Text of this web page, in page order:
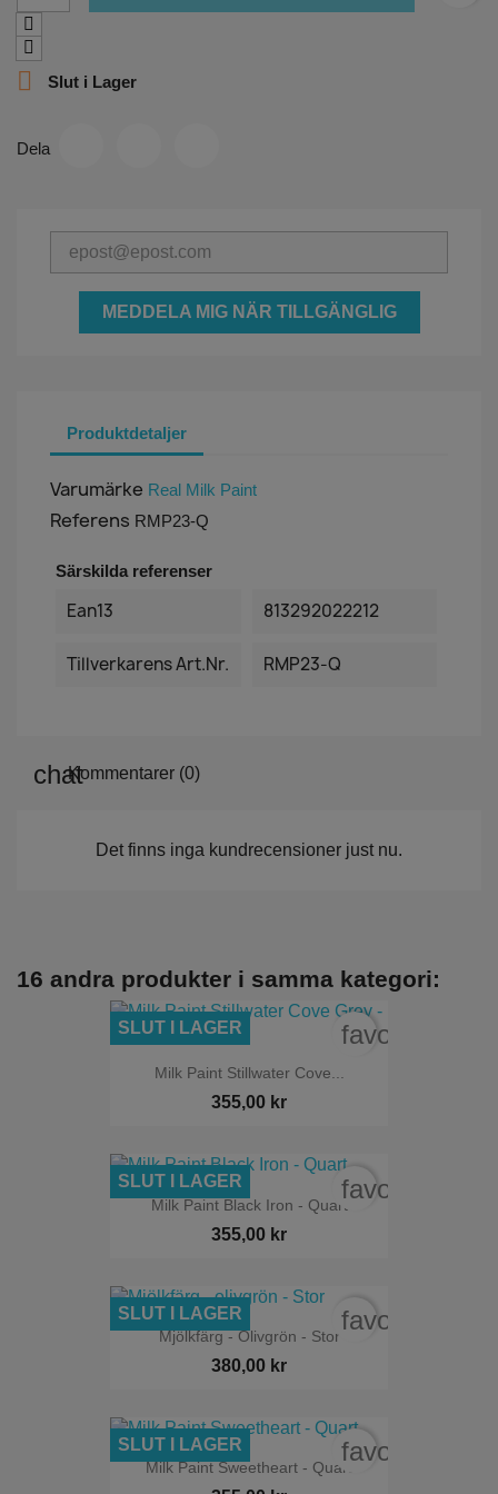
 Slut i Lager
Dela
MEDDELA MIG NÄR TILLGÄNGLIG
Produktdetaljer
Varumärke Real Milk Paint
Referens RMP23-Q
Särskilda referenser
Ean13 813292022212
Tillverkarens Art.nr. RMP23-Q
Kommentarer (0)
Det finns inga kundrecensioner just nu.
16 andra produkter i samma kategori:
Milk Paint Stillwater Cove...
355,00 kr
SLUT I LAGER
Milk Paint Black Iron - Quart
355,00 kr
SLUT I LAGER
Mjölkfärg - Olivgrön - Stor
380,00 kr
SLUT I LAGER
Milk Paint Sweetheart - Quart
SLUT I LAGER